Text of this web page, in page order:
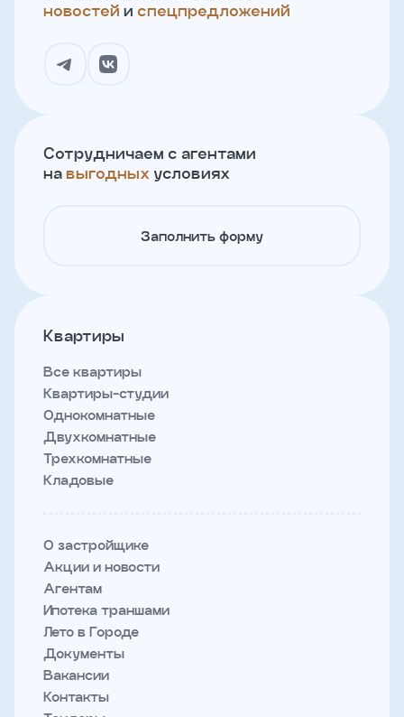
новостей и спецпредложений
Сотрудничаем с агентами
на выгодных условиях
Заполнить форму
Квартиры
Все квартиры
Квартиры-студии
Однокомнатные
Двухкомнатные
Трехкомнатные
Кладовые
О застройщике
Акции и новости
Агентам
Ипотека траншами
Лето в Городе
Документы
Вакансии
Контакты